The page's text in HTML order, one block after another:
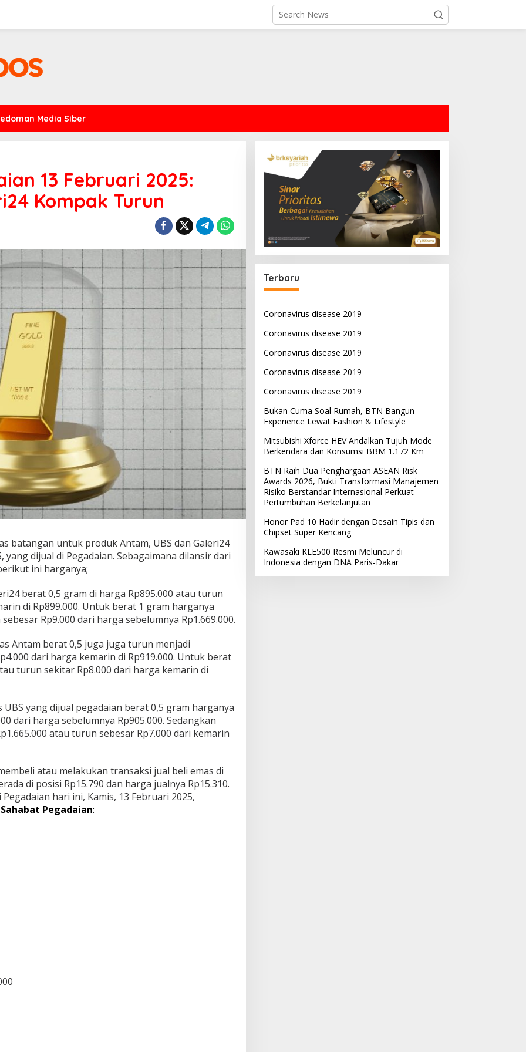
Media Siber
13 Februari 2025:
Kompak Turun
batangan untuk produk Antam, UBS dan Galeri24
yang dijual di Pegadaian. Sebagaimana dilansir dari
ini harganya;
berat 0,5 gram di harga Rp895.000 atau turun
di Rp899.000. Untuk berat 1 gram harganya
Rp9.000 dari harga sebelumnya Rp1.669.000.
Antam berat 0,5 juga juga turun menjadi
dari harga kemarin di Rp919.000. Untuk berat
turun sekitar Rp8.000 dari harga kemarin di
yang dijual pegadaian berat 0,5 gram harganya
dari harga sebelumnya Rp905.000. Sedangkan
atau turun sebesar Rp7.000 dari kemarin
atau melakukan transaksi jual beli emas di
di posisi Rp15.790 dan harga jualnya Rp15.310.
hari ini, Kamis, 13 Februari 2025,
Sahabat Pegadaian:
Terbaru
Coronavirus disease 2019
Coronavirus disease 2019
Coronavirus disease 2019
Coronavirus disease 2019
Coronavirus disease 2019
Bukan Cuma Soal Rumah, BTN Bangun
Experience Lewat Fashion & Lifestyle
Mitsubishi Xforce HEV Andalkan Tujuh Mode
Berkendara dan Konsumsi BBM 1.172 Km
BTN Raih Dua Penghargaan ASEAN Risk
Awards 2026, Bukti Transformasi Manajemen
Risiko Berstandar Internasional Perkuat
Pertumbuhan Berkelanjutan
Honor Pad 10 Hadir dengan Desain Tipis dan
Chipset Super Kencang
Kawasaki KLE500 Resmi Meluncur di
Indonesia dengan DNA Paris-Dakar